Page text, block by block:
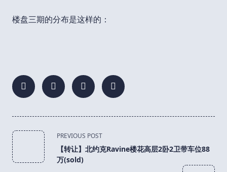
楼盘三期的分布是这样的：
<span
class="nav-
subtitle
PREVIOUS POST
【转让】北约克Ravine楼花高层2卧2卫带车位88
万(sold)